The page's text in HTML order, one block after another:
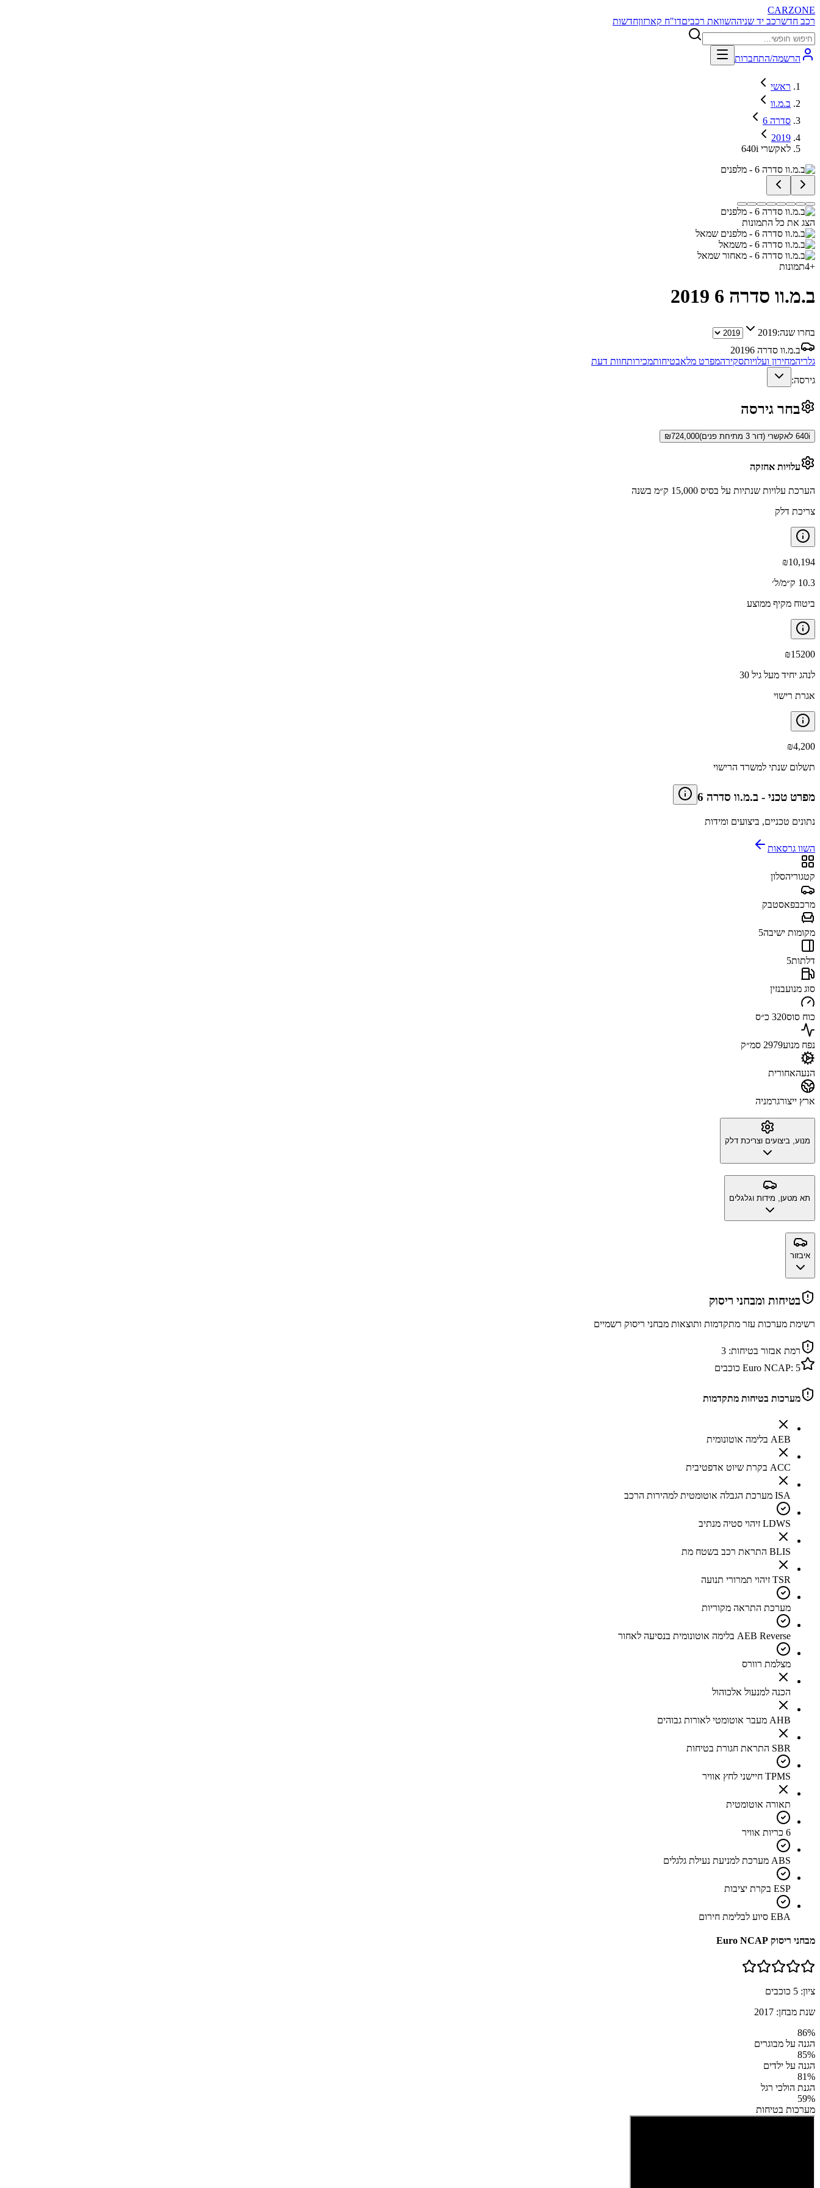
CARZONE
רכב חדשרכב יד שניההשוואת רכביםדו"ח קארזוןחדשות
הרשמה/התחברות
ראשי
ב.מ.וו
סדרה 6
2019
640i לאקשרי
הצג את כל התמונות
+
4תמונות
ב.מ.וו סדרה 6 2019
בחרו שנה:2019
ב.מ.וו סדרה 6
2019
גלריהמחירון ועלויותסקירהמפרט מלאבטיחותמכירותחוות דעת
גירסה:
בחר גירסה
640i לאקשרי (דור 3 מתיחת פנים) ₪724,000
עלויות אחזקה
הערכת עלויות שנתיות על בסיס 15,000 ק״מ בשנה
צריכת דלק
₪10,194
10.3 ק״מ/ל׳
ביטוח מקיף ממוצע
₪15200
לנהג יחיד מעל גיל 30
אגרת רישוי
₪4,200
תשלום שנתי למשרד הרישוי
מפרט טכני - ב.מ.וו סדרה 6
נתונים טכניים, ביצועים ומידות
השוו גרסאות
קטגוריהסלון
מרכבפאסטבק
מקומות ישיבה5
דלתות5
סוג מנועבנזין
כוח סוס320 כ״ס
נפח מנוע2979 סמ״ק
הנעהאחורית
ארץ ייצורגרמניה
מנוע, ביצועים וצריכת דלק
תא מטען, מידות וגלגלים
איבזור
בטיחות ומבחני ריסוק
רשימת מערכות עזר מתקדמות ותוצאות מבחני ריסוק רשמיים
רמת אבזור בטיחות: 3
Euro NCAP: 5 כוכבים
מערכות בטיחות מתקדמות
AEB בלימה אוטונומית
ACC בקרת שיוט אדפטיבית
ISA מערכת הגבלה אוטומטית למהירות הרכב
LDWS זיהוי סטיה מנתיב
BLIS התראת רכב בשטח מת
TSR זיהוי תמרורי תנועה
מערכת התראה מקוריות
AEB Reverse בלימה אוטונומית בנסיעה לאחור
מצלמת רוורס
הכנה למנעול אלכוהול
AHB מעבר אוטומטי לאורות גבוהים
SBR התראת חגורת בטיחות
TPMS חיישני לחץ אוויר
תאורה אוטומטית
6 כריות אוויר
ABS מערכת למניעת נעילת גלגלים
ESP בקרת יציבות
EBA סיוע לבלימת חירום
מבחני ריסוק Euro NCAP
ציון: 5 כוכבים
שנת מבחן: 2017
86%
הגנה על מבוגרים
85%
הגנה על ילדים
81%
הגנת הולכי רגל
59%
מערכות בטיחות